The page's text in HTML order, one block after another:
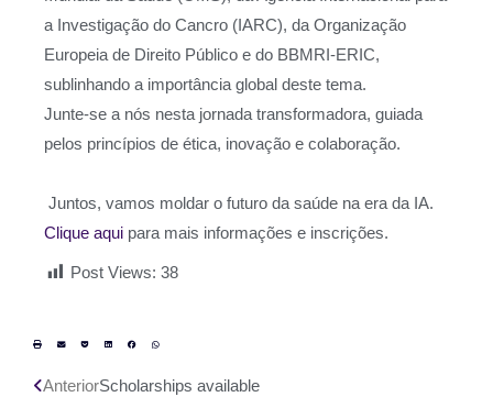
a Investigação do Cancro (IARC), da Organização
Europeia de Direito Público e do BBMRI-ERIC,
sublinhando a importância global deste tema.
Junte-se a nós nesta jornada transformadora, guiada
pelos princípios de ética, inovação e colaboração.
Juntos, vamos moldar o futuro da saúde na era da IA.
Clique aqui para mais informações e inscrições.
Post Views: 38
AnteriorScholarships available